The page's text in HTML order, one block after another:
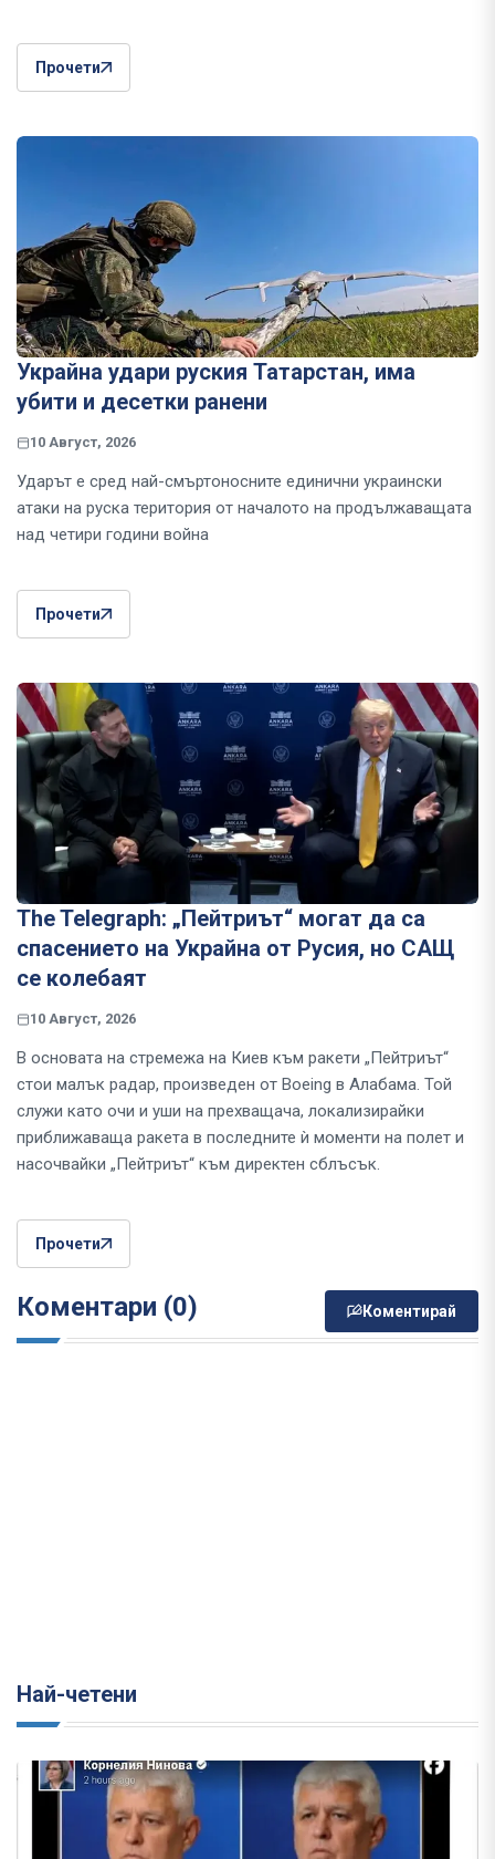
Прочети
Украйна удари руския Татарстан, има
убити и десетки ранени
10 Август, 2026
Ударът е сред най-смъртоносните единични украински
атаки на руска територия от началото на продължаващата
над четири години война
Прочети
The Telegraph: „Пейтриът“ могат да са
спасението на Украйна от Русия, но САЩ
се колебаят
10 Август, 2026
В основата на стремежа на Киев към ракети „Пейтриът“
стои малък радар, произведен от Boeing в Алабама. Той
служи като очи и уши на прехващача, локализирайки
приближаваща ракета в последните ѝ моменти на полет и
насочвайки „Пейтриът“ към директен сблъсък.
Прочети
Коментари (0) Коментирай
Най-четени